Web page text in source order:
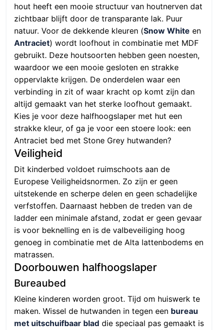
hout heeft een mooie structuur van houtnerven dat
zichtbaar blijft door de transparante lak. Puur
natuur. Voor de dekkende kleuren (Snow White en
Antraciet) wordt loofhout in combinatie met MDF
gebruikt. Deze houtsoorten hebben geen noesten,
waardoor we een mooie gesloten en strakke
oppervlakte krijgen. De onderdelen waar een
verbinding in zit of waar kracht op komt zijn dan
altijd gemaakt van het sterke loofhout gemaakt.
Kies je voor deze halfhoogslaper met hut een
strakke kleur, of ga je voor een stoere look: een
Antraciet bed met Stone Grey hutwanden?
Veiligheid
Dit kinderbed voldoet ruimschoots aan de
Europese Veiligheidsnormen. Zo zijn er geen
uitstekende en scherpe delen en geen schadelijke
verfstoffen. Daarnaast hebben de treden van de
ladder een minimale afstand, zodat er geen gevaar
is voor beknelling en is de valbeveiliging hoog
genoeg in combinatie met de Alta lattenbodems en
matrassen.
Doorbouwen halfhoogslaper
Bureaubed
Kleine kinderen worden groot. Tijd om huiswerk te
maken. Wissel de hutwanden in tegen een bureau
met uitschuifbaar blad die speciaal pas gemaakt is